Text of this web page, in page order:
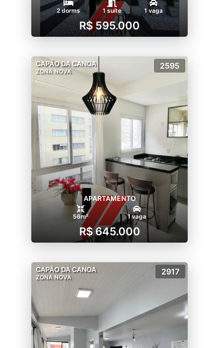
2 dorms 1 suíte 1 vaga
R$ 595.000
CAPÃO DA CANOA
ZONA NOVA
2595
APARTAMENTO
56m² 1 vaga
R$ 645.000
CAPÃO DA CANOA
ZONA NOVA
2917